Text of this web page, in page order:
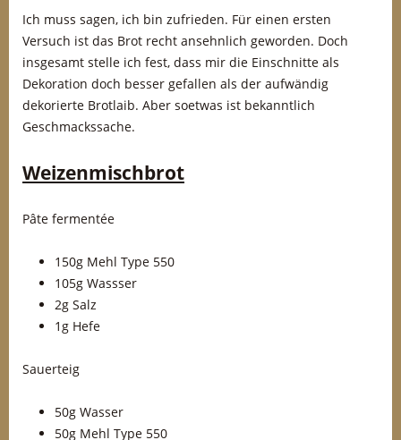
Ich muss sagen, ich bin zufrieden. Für einen ersten
Versuch ist das Brot recht ansehnlich geworden. Doch
insgesamt stelle ich fest, dass mir die Einschnitte als
Dekoration doch besser gefallen als der aufwändig
dekorierte Brotlaib. Aber soetwas ist bekanntlich
Geschmackssache.
Weizenmischbrot
Pâte fermentée
150g Mehl Type 550
105g Wassser
2g Salz
1g Hefe
Sauerteig
50g Wasser
50g Mehl Type 550